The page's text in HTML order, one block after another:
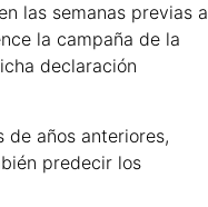
las semanas previas a
la campaña de la
declaración
de años anteriores,
predecir los